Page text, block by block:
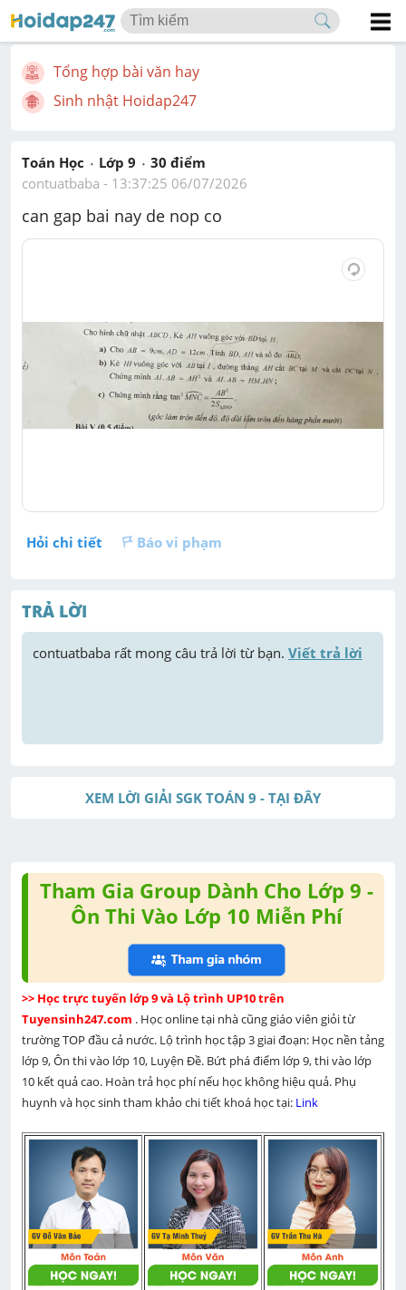
Tổng hợp bài văn hay
Sinh nhật Hoidap247
Toán Học Lớp 9 30 điểm
contuatbaba - 13:37:25 06/07/2026
can gap bai nay de nop co
Hỏi chi tiết Báo vi phạm
TRẢ LỜI
contuatbaba rất mong câu trả lời từ bạn. Viết trả lời
XEM LỜI GIẢI SGK TOÁN 9 - TẠI ĐÂY
Tham Gia Group Dành Cho Lớp 9 -
Ôn Thi Vào Lớp 10 Miễn Phí
>> Học trực tuyến lớp 9 và Lộ trình UP10 trên
Tuyensinh247.com . Học online tại nhà cũng giáo viên giỏi từ
trường TOP đầu cả nước. Lộ trình học tập 3 giai đoạn: Học nền tảng
lớp 9, Ôn thi vào lớp 10, Luyện Đề. Bứt phá điểm lớp 9, thi vào lớp
10 kết quả cao. Hoàn trả học phí nếu học không hiệu quả. Phụ
huynh và học sinh tham khảo chi tiết khoá học tại: Link